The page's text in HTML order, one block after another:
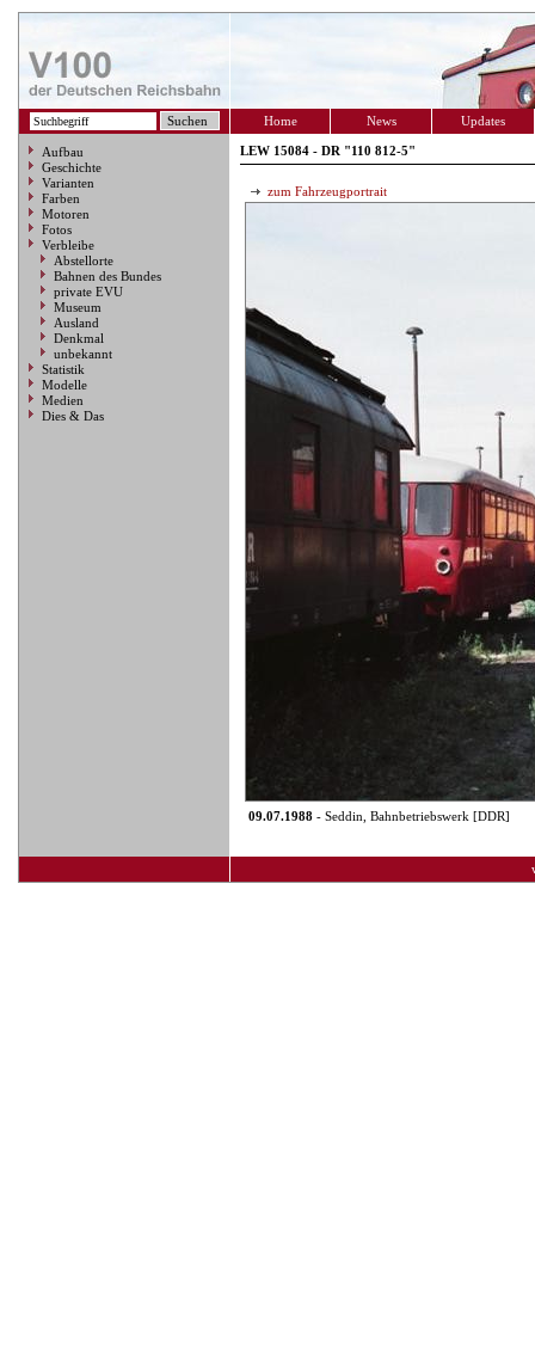
Home News Updates
Aufbau
Geschichte
Varianten
Farben
Motoren
Fotos
Verbleibe
Abstellorte
Bahnen des Bundes
private EVU
Museum
Ausland
Denkmal
unbekannt
Statistik
Modelle
Medien
Dies & Das
LEW 15084 - DR "110 812-5"
zum Fahrzeugportrait
09.07.1988 - Seddin, Bahnbetriebswerk [DDR]